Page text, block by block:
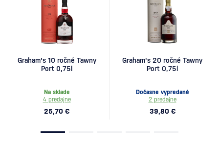
Graham's 10 ročné Tawny
Port 0,75l
Na sklade
4 predajne
25,70 €
Graham's 20 ročné Tawny
Port 0,75l
Dočasne vypredané
2 predajne
39,80 €